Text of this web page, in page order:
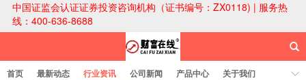
中国证监会认证证券投资咨询机构（证书编号：ZX0118) | 服务热
线：400-636-8688
首页 最新动态 行业资讯 公司新闻 产品中心
关于我们